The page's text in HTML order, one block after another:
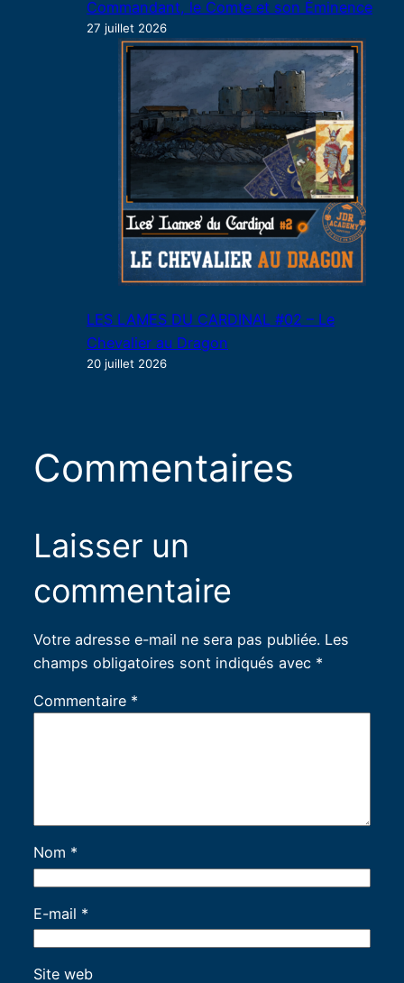
Commandant, le Comte et son Éminence
27 juillet 2026
LES LAMES DU CARDINAL #02 – Le
Chevalier au Dragon
20 juillet 2026
Commentaires
Laisser un
commentaire
Votre adresse e-mail ne sera pas publiée. Les
champs obligatoires sont indiqués avec *
Commentaire *
Nom *
E-mail *
Site web